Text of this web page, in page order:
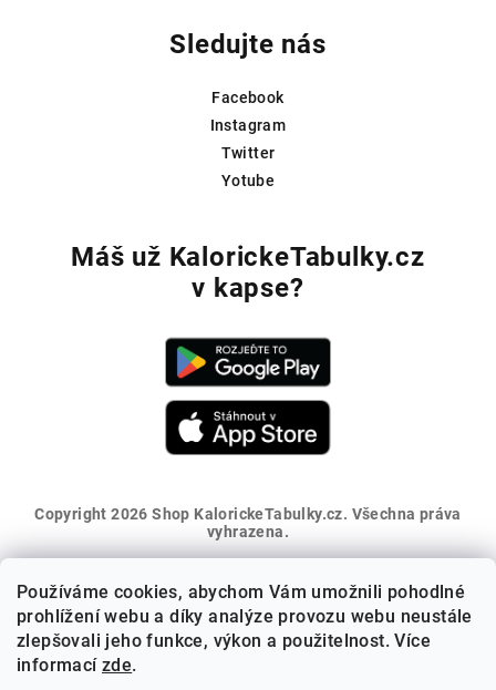
Používáme cookies, abychom Vám umožnili pohodlné
prohlížení webu a díky analýze provozu webu neustále
zlepšovali jeho funkce, výkon a použitelnost. Více
informacízde.
Sledujte nás
Facebook
Instagram
Twitter
Yotube
Máš už KalorickeTabulky.cz
v kapse?
Copyright 2026Shop KalorickeTabulky.cz. Všechna práva
vyhrazena.
Získej 5% slevu na první nákup
Přihlaš se k odběru novinek a sleva ti přijde na e-mail.